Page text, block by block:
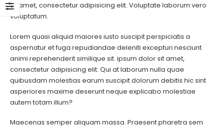
sit amet, consectetur adipisicing elit. Voluptate laborum vero
voluptatum.
Lorem quasi aliquid maiores iusto suscipit perspiciatis a
aspernatur et fuga repudiandae deleniti excepturi nesciunt
animi reprehenderit similique sit. ipsum dolor sit amet,
consectetur adipisicing elit. Qui at laborum nulla quae
quibusdam molestias earum suscipit dolorum debitis hic sint
asperiores maxime deserunt neque explicabo molestiae
autem totam illum?
Maecenas semper aliquam massa. Praesent pharetra sem